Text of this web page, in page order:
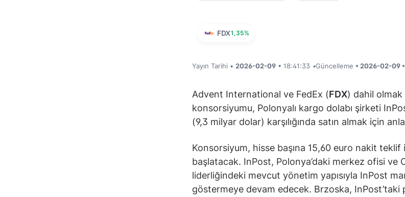
FDX1,35%
Yayın Tarihi • 2026-02-09 • 18:41:33 •Güncelleme • 2026-02-09 •
Advent International ve FedEx (FDX) dahil olmak
konsorsiyumu, Polonyalı kargo dolabı şirketi
(9,3 milyar dolar) karşılığında satın almak için
Konsorsiyum, hisse başına 15,60 euro nakit teklif
başlatacak. InPost, Polonya’daki merkez ofisi ve
liderliğindeki mevcut yönetim yapısıyla InPost
göstermeye devam edecek. Brzoska, InPost’taki